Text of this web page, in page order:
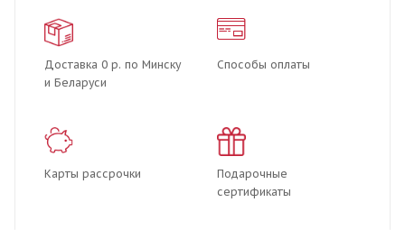
Доставка 0 р. по Минску
и Беларуси
Способы оплаты
Карты рассрочки
Подарочные
сертификаты